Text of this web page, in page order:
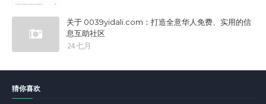
关于 0039yidali.com：打造全意华人免费、实用的信
息互助社区
24 七月
猜你喜欢